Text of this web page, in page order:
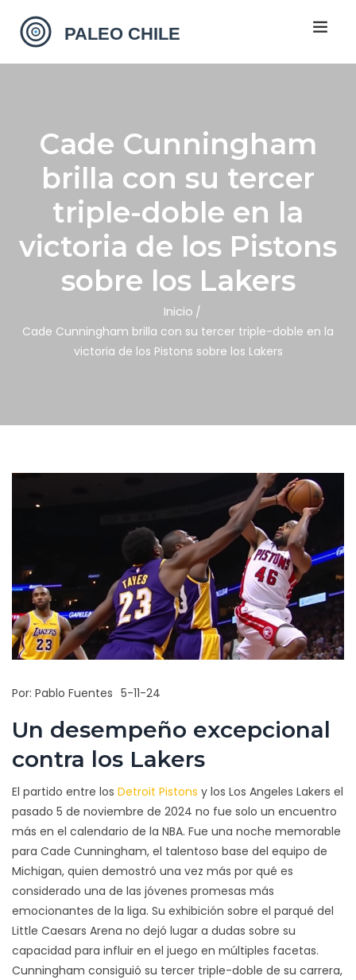
Cade Cunningham
brilla con su tercer
triple-doble en la
victoria de los Pistons
sobre los Lakers
Inicio
Cade Cunningham brilla con su tercer triple-doble en la
victoria de los Pistons sobre los Lakers
Por: Pablo Fuentes 5-11-24
Un desempeño excepcional
contra los Lakers
El partido entre los Detroit Pistons y los Los Angeles Lakers el
pasado 5 de noviembre de 2024 no fue solo un encuentro
más en el calendario de la NBA. Fue una noche memorable
para Cade Cunningham, el talentoso base del equipo de
Michigan, quien demostró una vez más por qué es
considerado una de las jóvenes promesas más
emocionantes de la liga. Su exhibición sobre el parqué del
Little Caesars Arena no dejó lugar a dudas sobre su
capacidad para influir en el juego en múltiples facetas.
Cunningham consiguió su tercer triple-doble de su carrera,